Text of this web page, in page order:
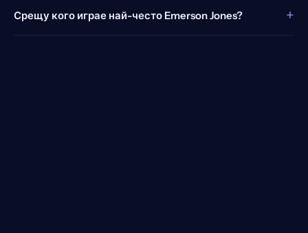
Срещу кого играе най-често Emerson Jones? +